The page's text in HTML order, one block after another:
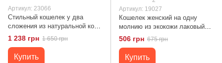
Артикул: 23066
Стильный кошелек у два
сложения из натуральной кожи
ST Leather 23066 Зеленый
1 238 грн 1 650 грн
Купить
Артикул: 19027
Кошелек женский на одну
молнию из экокожи лаковый
хамелеон KIVI 19027 Зеленый
506 грн 675 грн
Купить